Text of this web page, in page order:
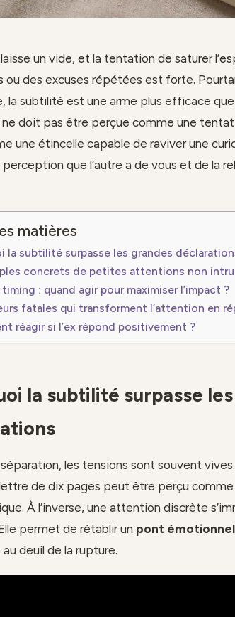
un vide, et la tentation de saturer
ou des excuses répétées est forte.
la subtilité est une arme plus efficace que
ne doit pas être perçue comme une
une étincelle capable de raviver une
que l’autre a de vous et de la
matières
la subtilité surpasse les grandes
concrets de petites attentions non
timing : quand agir pour maximiser l’impact ?
fatales qui transforment l’attention en
réagir si l’ex répond positivement ?
la subtilité surpasse
les tensions sont souvent
de dix pages peut être perçu comme
À l’inverse, une attention discrète
permet de rétablir un pont émotionnel
deuil de la rupture.